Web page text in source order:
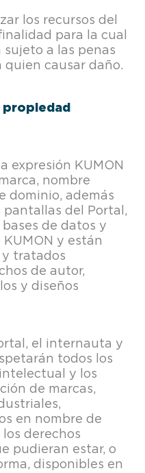
los recursos del
para la cual
a las penas
quien causar daño.
propiedad
expresión KUMON
nombre
dominio, además
del Portal,
de datos y
y están
y tratados
de autor,
y diseños
el internauta y
todos los
y los
de marcas,
en nombre de
los derechos
pudieran estar, o
disponibles en